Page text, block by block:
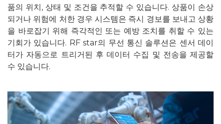
품의 위치, 상태 및 조건을 추적할 수 있습니다. 상품이 손상
되거나 위험에 처한 경우 시스템은 즉시 경보를 보내고 상황
을 바로잡기 위해 즉각적인 또는 예방 조치를 취할 수 있는
기회가 있습니다. RF star의 무선 통신 솔루션은 센서 데이
터가 자동으로 트리거된 후 데이터 수집 및 전송을 제공할
수 있습니다.